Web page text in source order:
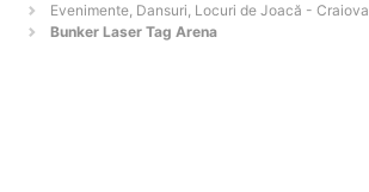
Evenimente, Dansuri, Locuri de Joacă - Craiova
Bunker Laser Tag Arena